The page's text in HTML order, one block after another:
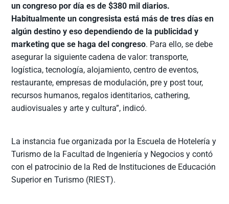
un congreso por día es de $380 mil diarios.
Habitualmente un congresista está más de tres días en
algún destino y eso dependiendo de la publicidad y
marketing que se haga del congreso. Para ello, se debe
asegurar la siguiente cadena de valor: transporte,
logística, tecnología, alojamiento, centro de eventos,
restaurante, empresas de modulación, pre y post tour,
recursos humanos, regalos identitarios, cathering,
audiovisuales y arte y cultura”, indicó.
La instancia fue organizada por la Escuela de Hotelería y
Turismo de la Facultad de Ingeniería y Negocios y contó
con el patrocinio de la Red de Instituciones de Educación
Superior en Turismo (RIEST).